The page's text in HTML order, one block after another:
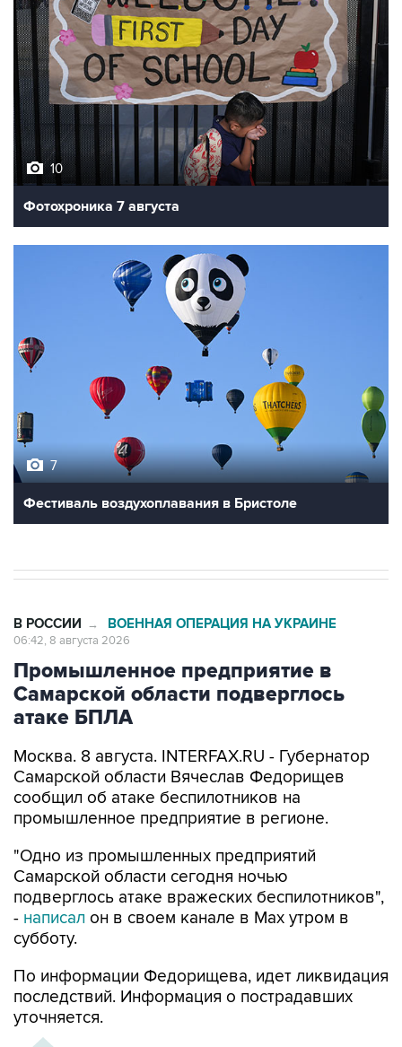
10
Фотохроника 7 августа
7
Фестиваль воздухоплавания в Бристоле
В РОССИИ → ВОЕННАЯ ОПЕРАЦИЯ НА УКРАИНЕ
06:42, 8 августа 2026
Промышленное предприятие в
Самарской области подверглось
атаке БПЛА
Москва. 8 августа. INTERFAX.RU - Губернатор
Самарской области Вячеслав Федорищев
сообщил об атаке беспилотников на
промышленное предприятие в регионе.
"Одно из промышленных предприятий
Самарской области сегодня ночью
подверглось атаке вражеских беспилотников",
- написал он в своем канале в Max утром в
субботу.
По информации Федорищева, идет ликвидация
последствий. Информация о пострадавших
уточняется.